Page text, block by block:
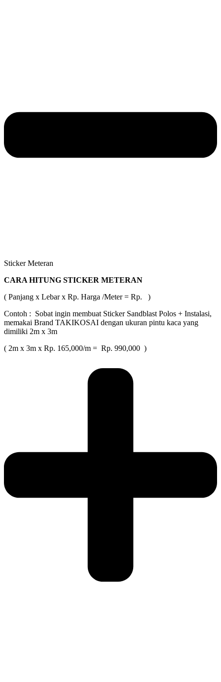
Sticker Meteran
CARA HITUNG STICKER METERAN
( Panjang x Lebar x Rp. Harga /Meter = Rp. )
Contoh : Sobat ingin membuat Sticker Sandblast Polos + Instalasi,
memakai Brand TAKIKOSAI dengan ukuran pintu kaca yang
dimiliki 2m x 3m
( 2m x 3m x Rp. 165,000/m = Rp. 990,000 )